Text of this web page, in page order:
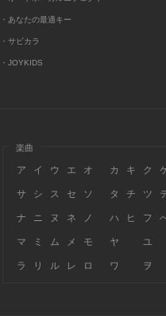
・あなたの最適キー
・サビカラ
・JOYKIDS
楽曲
ア イ ウ エ オ カ キ ク
サ シ ス セ ソ タ チ ツ
ナ ニ ヌ ネ ノ ハ ヒ フ
マ ミ ム メ モ ヤ ユ
ラ リ ル レ ロ ワ ヲ